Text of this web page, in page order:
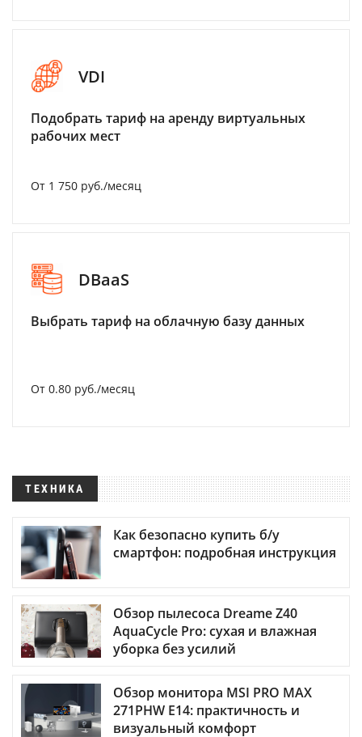
VDI
Подобрать тариф на аренду виртуальных
рабочих мест
От 1 750 руб./месяц
DBaaS
Выбрать тариф на облачную базу данных
От 0.80 руб./месяц
ТЕХНИКА
Как безопасно купить б/у
смартфон: подробная инструкция
Обзор пылесоса Dreame Z40
AquaCycle Pro: сухая и влажная
уборка без усилий
Обзор монитора MSI PRO MAX
271PHW E14: практичность и
визуальный комфорт